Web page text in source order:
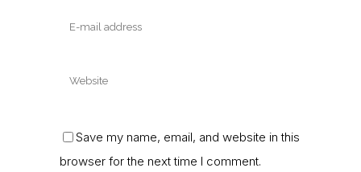
Save my name, email, and website in this
browser for the next time I comment.